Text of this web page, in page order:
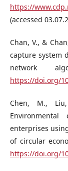
https://
(accessed
Chan, V., &
capture system
network
https://doi.org/
Chen, M.,
enterprises
of circular
https://doi.org/